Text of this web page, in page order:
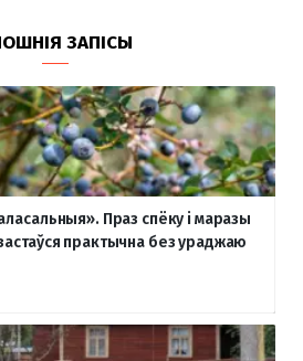
ЗАПІСЫ
Праз спёку і маразы
практычна без ураджаю